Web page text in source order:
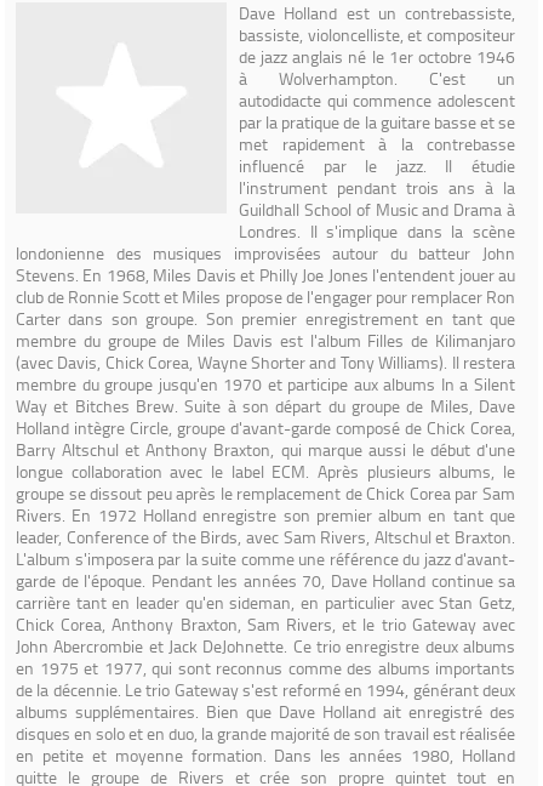
Dave Holland est un contrebassiste,
bassiste, violoncelliste, et compositeur
de jazz anglais né le 1er octobre 1946
à Wolverhampton. C'est un
autodidacte qui commence adolescent
par la pratique de la guitare basse et se
met rapidement à la contrebasse
influencé par le jazz. Il étudie
l'instrument pendant trois ans à la
Guildhall School of Music and Drama à
Londres. Il s'implique dans la scène
londonienne des musiques improvisées autour du batteur John
Stevens. En 1968, Miles Davis et Philly Joe Jones l'entendent jouer au
club de Ronnie Scott et Miles propose de l'engager pour remplacer Ron
Carter dans son groupe. Son premier enregistrement en tant que
membre du groupe de Miles Davis est l'album Filles de Kilimanjaro
(avec Davis, Chick Corea, Wayne Shorter and Tony Williams). Il restera
membre du groupe jusqu'en 1970 et participe aux albums In a Silent
Way et Bitches Brew. Suite à son départ du groupe de Miles, Dave
Holland intègre Circle, groupe d'avant-garde composé de Chick Corea,
Barry Altschul et Anthony Braxton, qui marque aussi le début d'une
longue collaboration avec le label ECM. Après plusieurs albums, le
groupe se dissout peu après le remplacement de Chick Corea par Sam
Rivers. En 1972 Holland enregistre son premier album en tant que
leader, Conference of the Birds, avec Sam Rivers, Altschul et Braxton.
L'album s'imposera par la suite comme une référence du jazz d'avant-
garde de l'époque. Pendant les années 70, Dave Holland continue sa
carrière tant en leader qu'en sideman, en particulier avec Stan Getz,
Chick Corea, Anthony Braxton, Sam Rivers, et le trio Gateway avec
John Abercrombie et Jack DeJohnette. Ce trio enregistre deux albums
en 1975 et 1977, qui sont reconnus comme des albums importants
de la décennie. Le trio Gateway s'est reformé en 1994, générant deux
albums supplémentaires. Bien que Dave Holland ait enregistré des
disques en solo et en duo, la grande majorité de son travail est réalisée
en petite et moyenne formation. Dans les années 1980, Holland
quitte le groupe de Rivers et crée son propre quintet tout en